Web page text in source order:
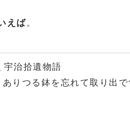
えば。
宇治拾遺物語
ありつる鉢を忘れて取り出